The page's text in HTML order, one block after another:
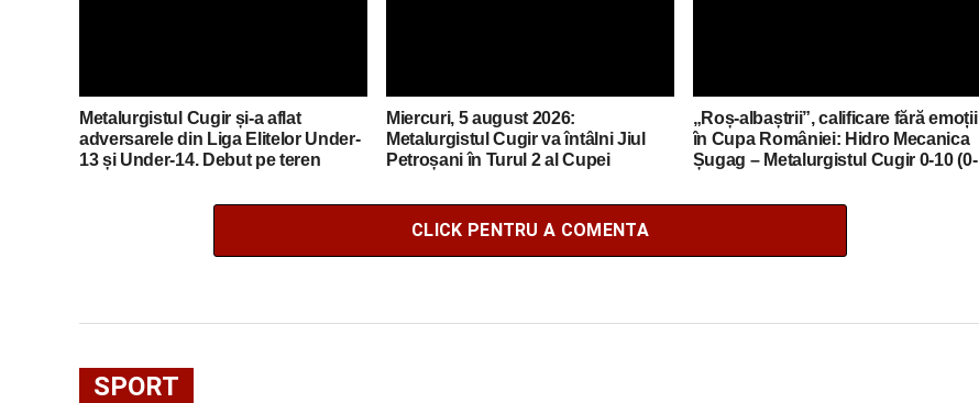
Metalurgistul Cugir și-a aflat
adversarele din Liga Elitelor Under-
13 și Under-14. Debut pe teren
Miercuri, 5 august 2026:
Metalurgistul Cugir va întâlni Jiul
Petroșani în Turul 2 al Cupei
„Roș-albaștrii”, calificare fără emoții
în Cupa României: Hidro Mecanica
Șugag – Metalurgistul Cugir 0-10 (0-
CLICK PENTRU A COMENTA
SPORT